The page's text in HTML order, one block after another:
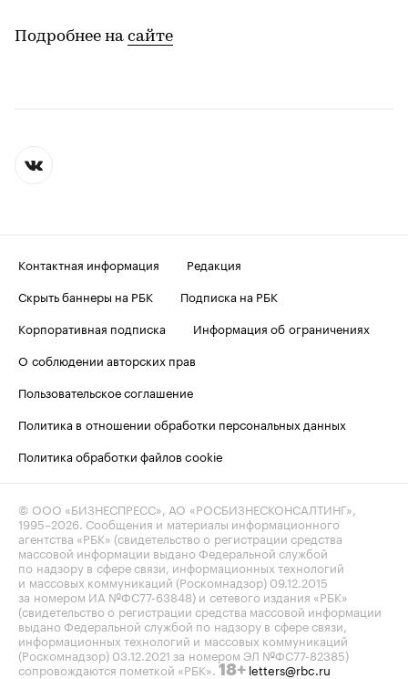
Подробнее на сайте
Контактная информация
Редакция
Скрыть баннеры на РБК
Подписка на РБК
Корпоративная подписка
Информация об ограничениях
О соблюдении авторских прав
Пользовательское соглашение
Политика в отношении обработки персональных данных
Политика обработки файлов cookie
© ООО «БИЗНЕСПРЕСС», АО «РОСБИЗНЕСКОНСАЛТИНГ»,
1995–2026. Сообщения и материалы информационного
агентства «РБК» (свидетельство о регистрации средства
массовой информации выдано Федеральной службой
по надзору в сфере связи, информационных технологий
и массовых коммуникаций (Роскомнадзор) 09.12.2015
за номером ИА №ФС77-63848) и сетевого издания «РБК»
(свидетельство о регистрации средства массовой информации
выдано Федеральной службой по надзору в сфере связи,
информационных технологий и массовых коммуникаций
(Роскомнадзор) 03.12.2021 за номером ЭЛ №ФС77-82385)
сопровождаются пометкой «РБК». 18+ letters@rbc.ru